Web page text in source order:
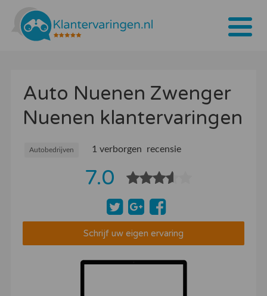
Tarieven
Bedrijven
Over ons
Auto Nuenen Zwenger
Nuenen klantervaringen
Autobedrijven 1 verborgen recensie
7.0
Schrijf uw eigen ervaring